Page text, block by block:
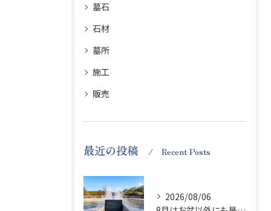
墓石
石材
墓所
施工
販売
最近の投稿 Recent Posts
2026/08/06